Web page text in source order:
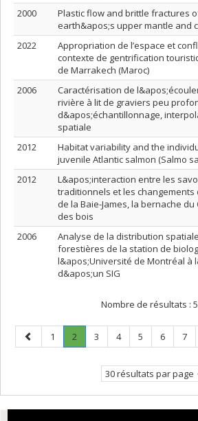
2000
Plastic flow and brittle fractures
earth&apos;s upper mantle and
2022
Appropriation de l’espace et
contexte de gentrification
de Marrakech (Maroc)
2006
Caractérisation de
rivière à lit de graviers peu
d&apos;échantillonnage,
spatiale
2012
Habitat variability and the
juvenile Atlantic salmon (Salmo
2012
L&apos;interaction entre les
traditionnels et les changements
de la Baie-James, la bernache
des bois
2006
Analyse de la distribution
forestières de la station de
l&apos;Université de Montréal à
d&apos;un SIG
Nombre de résultats :
Page
précédente
Page
1 Page
2
Page
Page
3 Page
4 Page
5 Page
6 Page
7
30 résultats par page